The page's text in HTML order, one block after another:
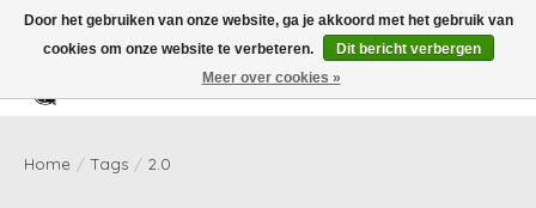
Verlanglijst
Home / Tags / 2.0
Door het gebruiken van onze website, ga je akkoord met het gebruik van
cookies om onze website te verbeteren.
Dit bericht verbergen
Meer over cookies »